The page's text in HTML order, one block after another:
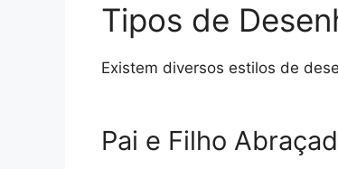
Tipos de
Existem diversos estilos de
Pai e Filho